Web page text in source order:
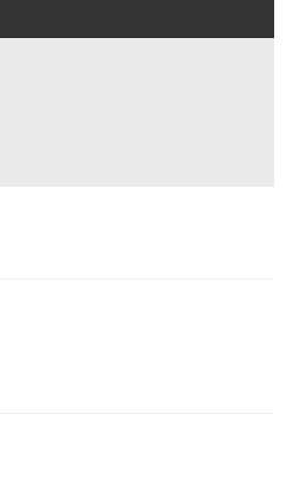
engagée depuis les années
ou d’auteurs situés à
et des disciplines